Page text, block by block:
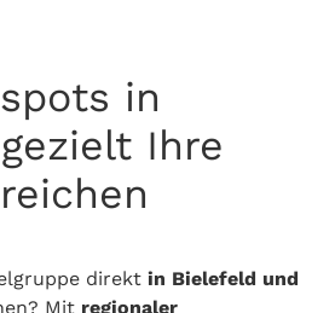
in
Ihre
direkt in Bielefeld und
Mit regionaler